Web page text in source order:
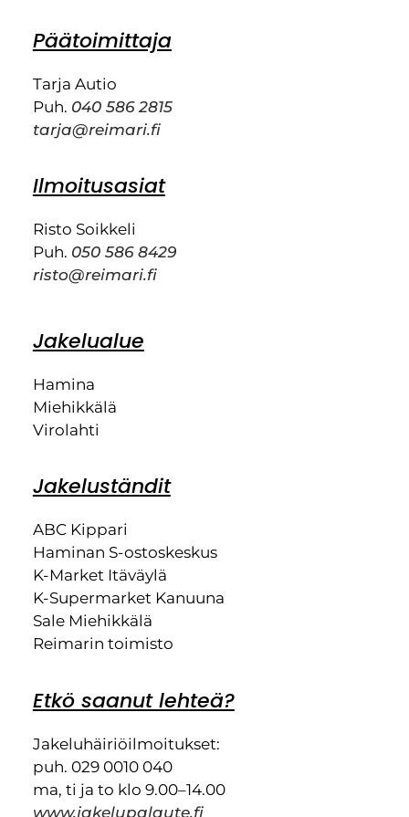
Päätoimittaja
Tarja Autio
Puh. 040 586 2815
tarja@reimari.fi
Ilmoitusasiat
Risto Soikkeli
Puh. 050 586 8429
risto@reimari.fi
Jakelualue
Hamina
Miehikkälä
Virolahti
Jakeluständit
ABC Kippari
Haminan S-ostoskeskus
K-Market Itäväylä
K-Supermarket Kanuuna
Sale Miehikkälä
Reimarin toimisto
Etkö saanut lehteä?
Jakeluhäiriöilmoitukset:
puh. 029 0010 040
ma, ti ja to klo 9.00–14.00
www.jakelupalaute.fi